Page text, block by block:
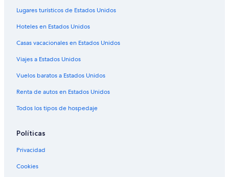
Hoteles con traslado del/al aeropuerto en Papeete
Hoteles en Papeete
Villas en Papeete
Hoteles en Arue
Lugares turísticos de Estados Unidos
Hoteles en Estados Unidos
Casas vacacionales en Estados Unidos
Viajes a Estados Unidos
Vuelos baratos a Estados Unidos
Renta de autos en Estados Unidos
Todos los tipos de hospedaje
Políticas
Privacidad
Cookies